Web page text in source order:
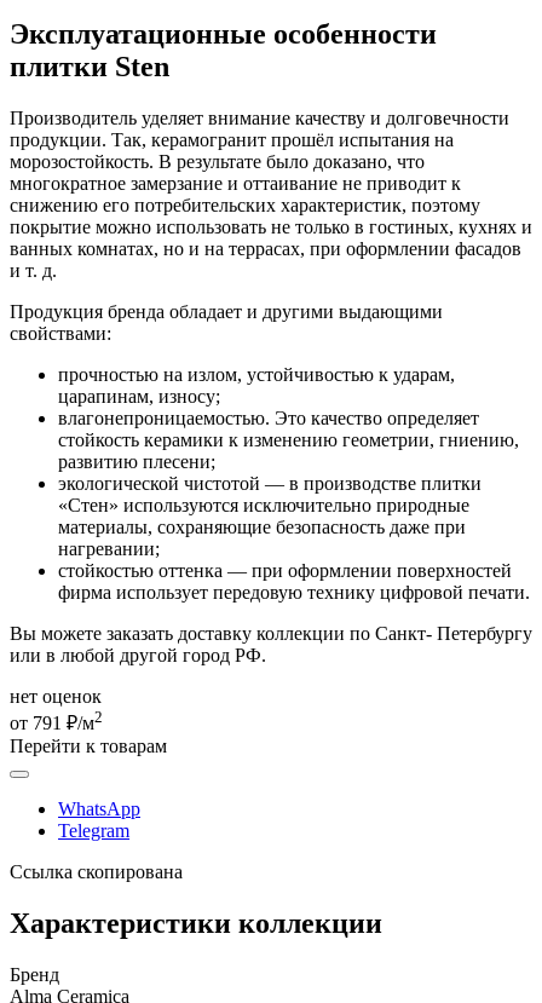
Эксплуатационные особенности
плитки Sten
Производитель уделяет внимание качеству и долговечности
продукции. Так, керамогранит прошёл испытания на
морозостойкость. В результате было доказано, что
многократное замерзание и оттаивание не приводит к
снижению его потребительских характеристик, поэтому
покрытие можно использовать не только в гостиных, кухнях и
ванных комнатах, но и на террасах, при оформлении фасадов
и т. д.
Продукция бренда обладает и другими выдающими
свойствами:
прочностью на излом, устойчивостью к ударам,
царапинам, износу;
влагонепроницаемостью. Это качество определяет
стойкость керамики к изменению геометрии, гниению,
развитию плесени;
экологической чистотой — в производстве плитки
«Стен» используются исключительно природные
материалы, сохраняющие безопасность даже при
нагревании;
стойкостью оттенка — при оформлении поверхностей
фирма использует передовую технику цифровой печати.
Вы можете заказать доставку коллекции по Санкт- Петербургу
или в любой другой город РФ.
нет оценок
от 791 ₽/м2
Перейти к товарам
WhatsApp
Telegram
Ссылка скопирована
Характеристики коллекции
Бренд
Alma Ceramica